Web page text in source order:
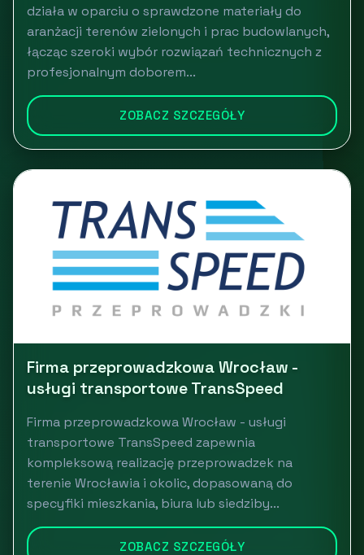
działa w oparciu o sprawdzone materiały do
aranżacji terenów zielonych i prac budowlanych,
łącząc szeroki wybór rozwiązań technicznych z
profesjonalnym doborem...
ZOBACZ SZCZEGÓŁY
Firma przeprowadzkowa Wrocław -
usługi transportowe TransSpeed
Firma przeprowadzkowa Wrocław - usługi
transportowe TransSpeed zapewnia
kompleksową realizację przeprowadzek na
terenie Wrocławia i okolic, dopasowaną do
specyfiki mieszkania, biura lub siedziby...
ZOBACZ SZCZEGÓŁY